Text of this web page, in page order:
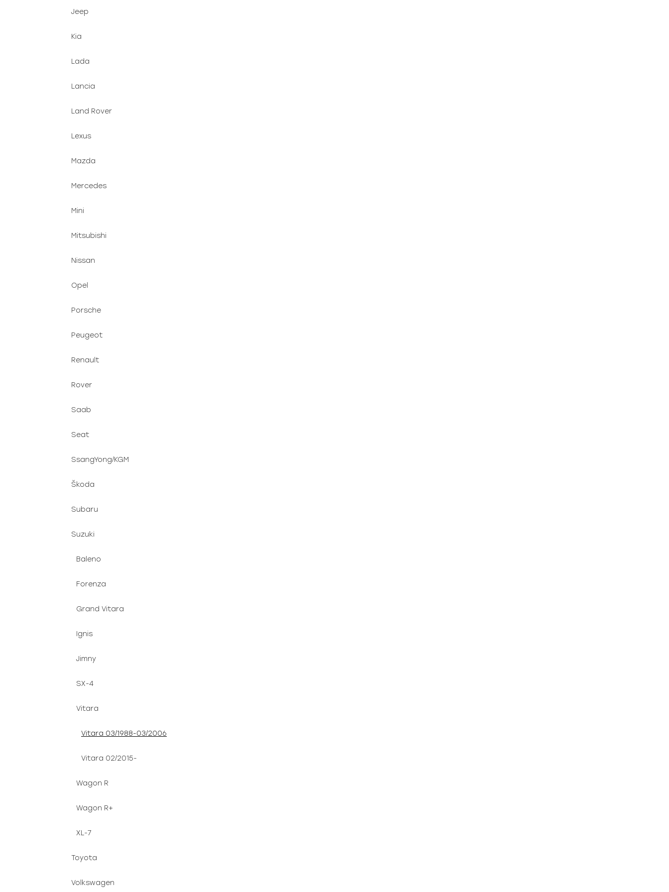
Jeep
Kia
Lada
Lancia
Land Rover
Lexus
Mazda
Mercedes
Mini
Mitsubishi
Nissan
Opel
Porsche
Peugeot
Renault
Rover
Saab
Seat
SsangYong/KGM
Škoda
Subaru
Suzuki
Baleno
Forenza
Grand Vitara
Ignis
Jimny
SX-4
Vitara
Vitara 03/1988-03/2006
Vitara 02/2015-
Wagon R
Wagon R+
XL-7
Toyota
Volkswagen